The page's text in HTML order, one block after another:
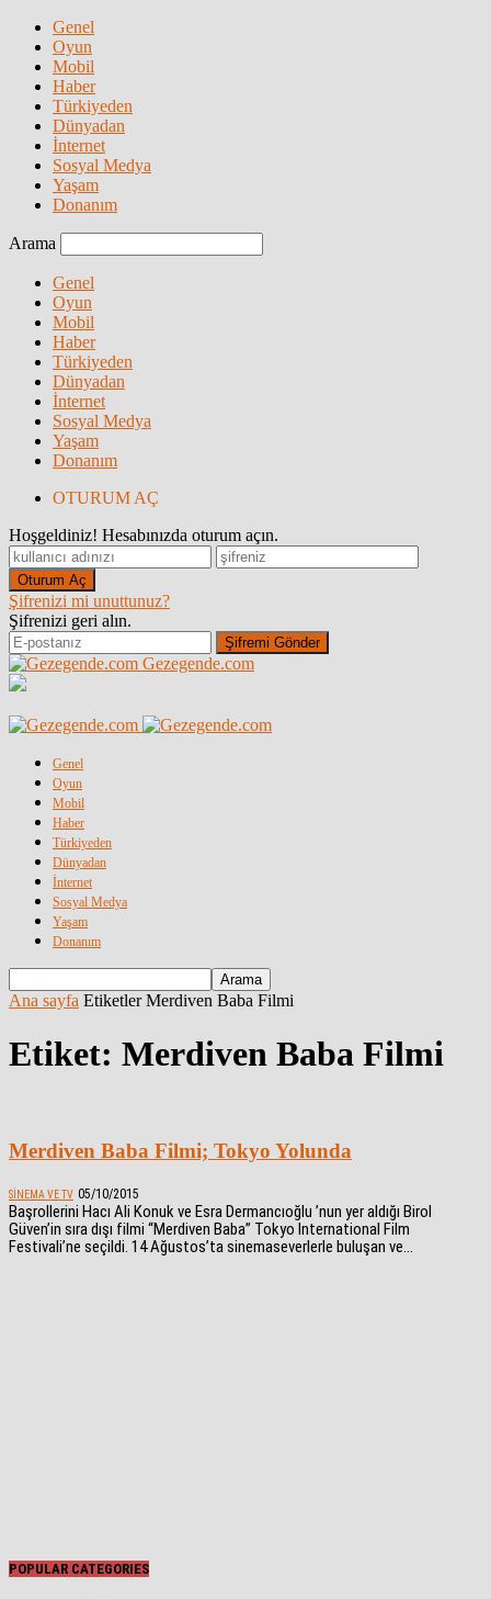
Genel
Oyun
Mobil
Haber
Türkiyeden
Dünyadan
İnternet
Sosyal Medya
Yaşam
Donanım
Arama
Genel
Oyun
Mobil
Haber
Türkiyeden
Dünyadan
İnternet
Sosyal Medya
Yaşam
Donanım
OTURUM AÇ
Hoşgeldiniz! Hesabınızda oturum açın.
Şifrenizi mi unuttunuz?
Şifrenizi geri alın.
Gezegende.com
Genel
Oyun
Mobil
Haber
Türkiyeden
Dünyadan
İnternet
Sosyal Medya
Yaşam
Donanım
Ana sayfa Etiketler Merdiven Baba Filmi
Etiket: Merdiven Baba Filmi
Merdiven Baba Filmi; Tokyo Yolunda
SINEMA VE TV 05/10/2015
Başrollerini Hacı Ali Konuk ve Esra Dermancıoğlu ’nun yer aldığı Birol
Güven’in sıra dışı filmi “Merdiven Baba” Tokyo International Film
Festivali’ne seçildi. 14 Ağustos’ta sinemaseverlerle buluşan ve...
POPULAR CATEGORIES